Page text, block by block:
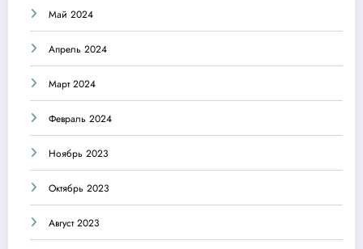
Май 2024
Апрель 2024
Март 2024
Февраль 2024
Ноябрь 2023
Октябрь 2023
Август 2023